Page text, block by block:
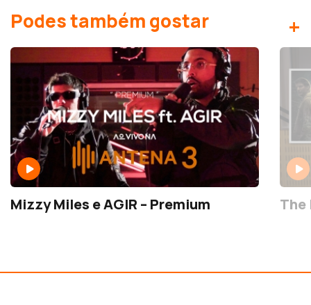
Podes também gostar +
Mizzy Miles e AGIR – Premium The